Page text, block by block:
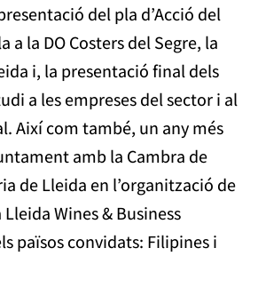
del pla d’Acció del
a la DO Costers del Segre, la
i, la presentació final dels
a les empreses del sector i al
Així com també, un any més
amb la Cambra de
de Lleida en l’organització de
Wines & Business
països convidats: Filipines i